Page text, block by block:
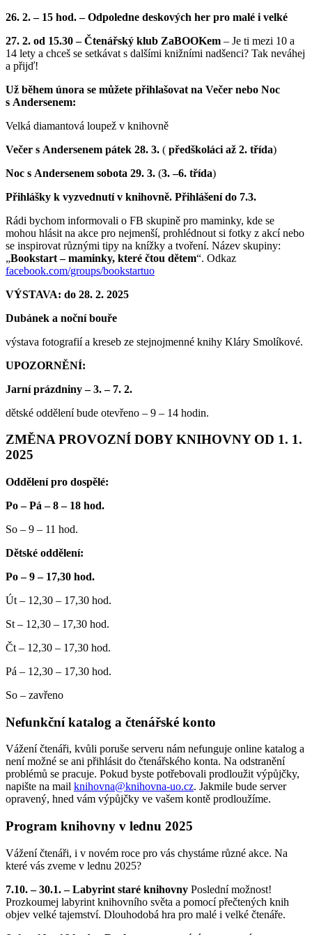
26. 2. – 15 hod. – Odpoledne deskových her pro malé i velké
27. 2. od 15.30 – Čtenářský klub ZaBOOKem – Je ti mezi 10 a
14 lety a chceš se setkávat s dalšími knižními nadšenci? Tak neváhej
a přijď!
Už během února se můžete přihlašovat na Večer nebo Noc
s Andersenem:
Velká diamantová loupež v knihovně
Večer s Andersenem pátek 28. 3. ( předškoláci až 2. třída)
Noc s Andersenem sobota 29. 3. (3. –6. třída)
Přihlášky k vyzvednutí v knihovně. Přihlášení do 7.3.
Rádi bychom informovali o FB skupině pro maminky, kde se
mohou hlásit na akce pro nejmenší, prohlédnout si fotky z akcí nebo
se inspirovat různými tipy na knížky a tvoření. Název skupiny:
„Bookstart – maminky, které čtou dětem“. Odkaz
facebook.com/grou­ps/bookstartuo
VÝSTAVA: do 28. 2. 2025
Dubánek a noční bouře
výstava fotografií a kreseb ze stejnojmenné knihy Kláry Smolíkové.
UPOZORNĚNÍ:
Jarní prázdniny – 3. – 7. 2.
dětské oddělení bude otevřeno – 9 – 14 hodin.
ZMĚNA PROVOZNÍ DOBY KNIHOVNY OD 1. 1.
2025
Oddělení pro dospělé:
Po – Pá – 8 – 18 hod.
So – 9 – 11 hod.
Dětské oddělení:
Po – 9 – 17,30 hod.
Út – 12,30 – 17,30 hod.
St – 12,30 – 17,30 hod.
Čt – 12,30 – 17,30 hod.
Pá – 12,30 – 17,30 hod.
So – zavřeno
Nefunkční katalog a čtenářské konto
Vážení čtenáři, kvůli poruše serveru nám nefunguje online katalog a
není možné se ani přihlásit do čtenářského konta. Na odstranění
problémů se pracuje. Pokud byste potřebovali prodloužit výpůjčky,
napište na mail knihovna@knihovna-uo.cz. Jakmile bude server
opravený, hned vám výpůjčky ve vašem kontě prodloužíme.
Program knihovny v lednu 2025
Vážení čtenáři, i v novém roce pro vás chystáme různé akce. Na
které vás zveme v lednu 2025?
7.10. – 30.1. – Labyrint staré knihovny Poslední možnost!
Prozkoumej labyrint knihovního světa a pomocí přečtených knih
objev velké tajemství. Dlouhodobá hra pro malé i velké čtenáře.